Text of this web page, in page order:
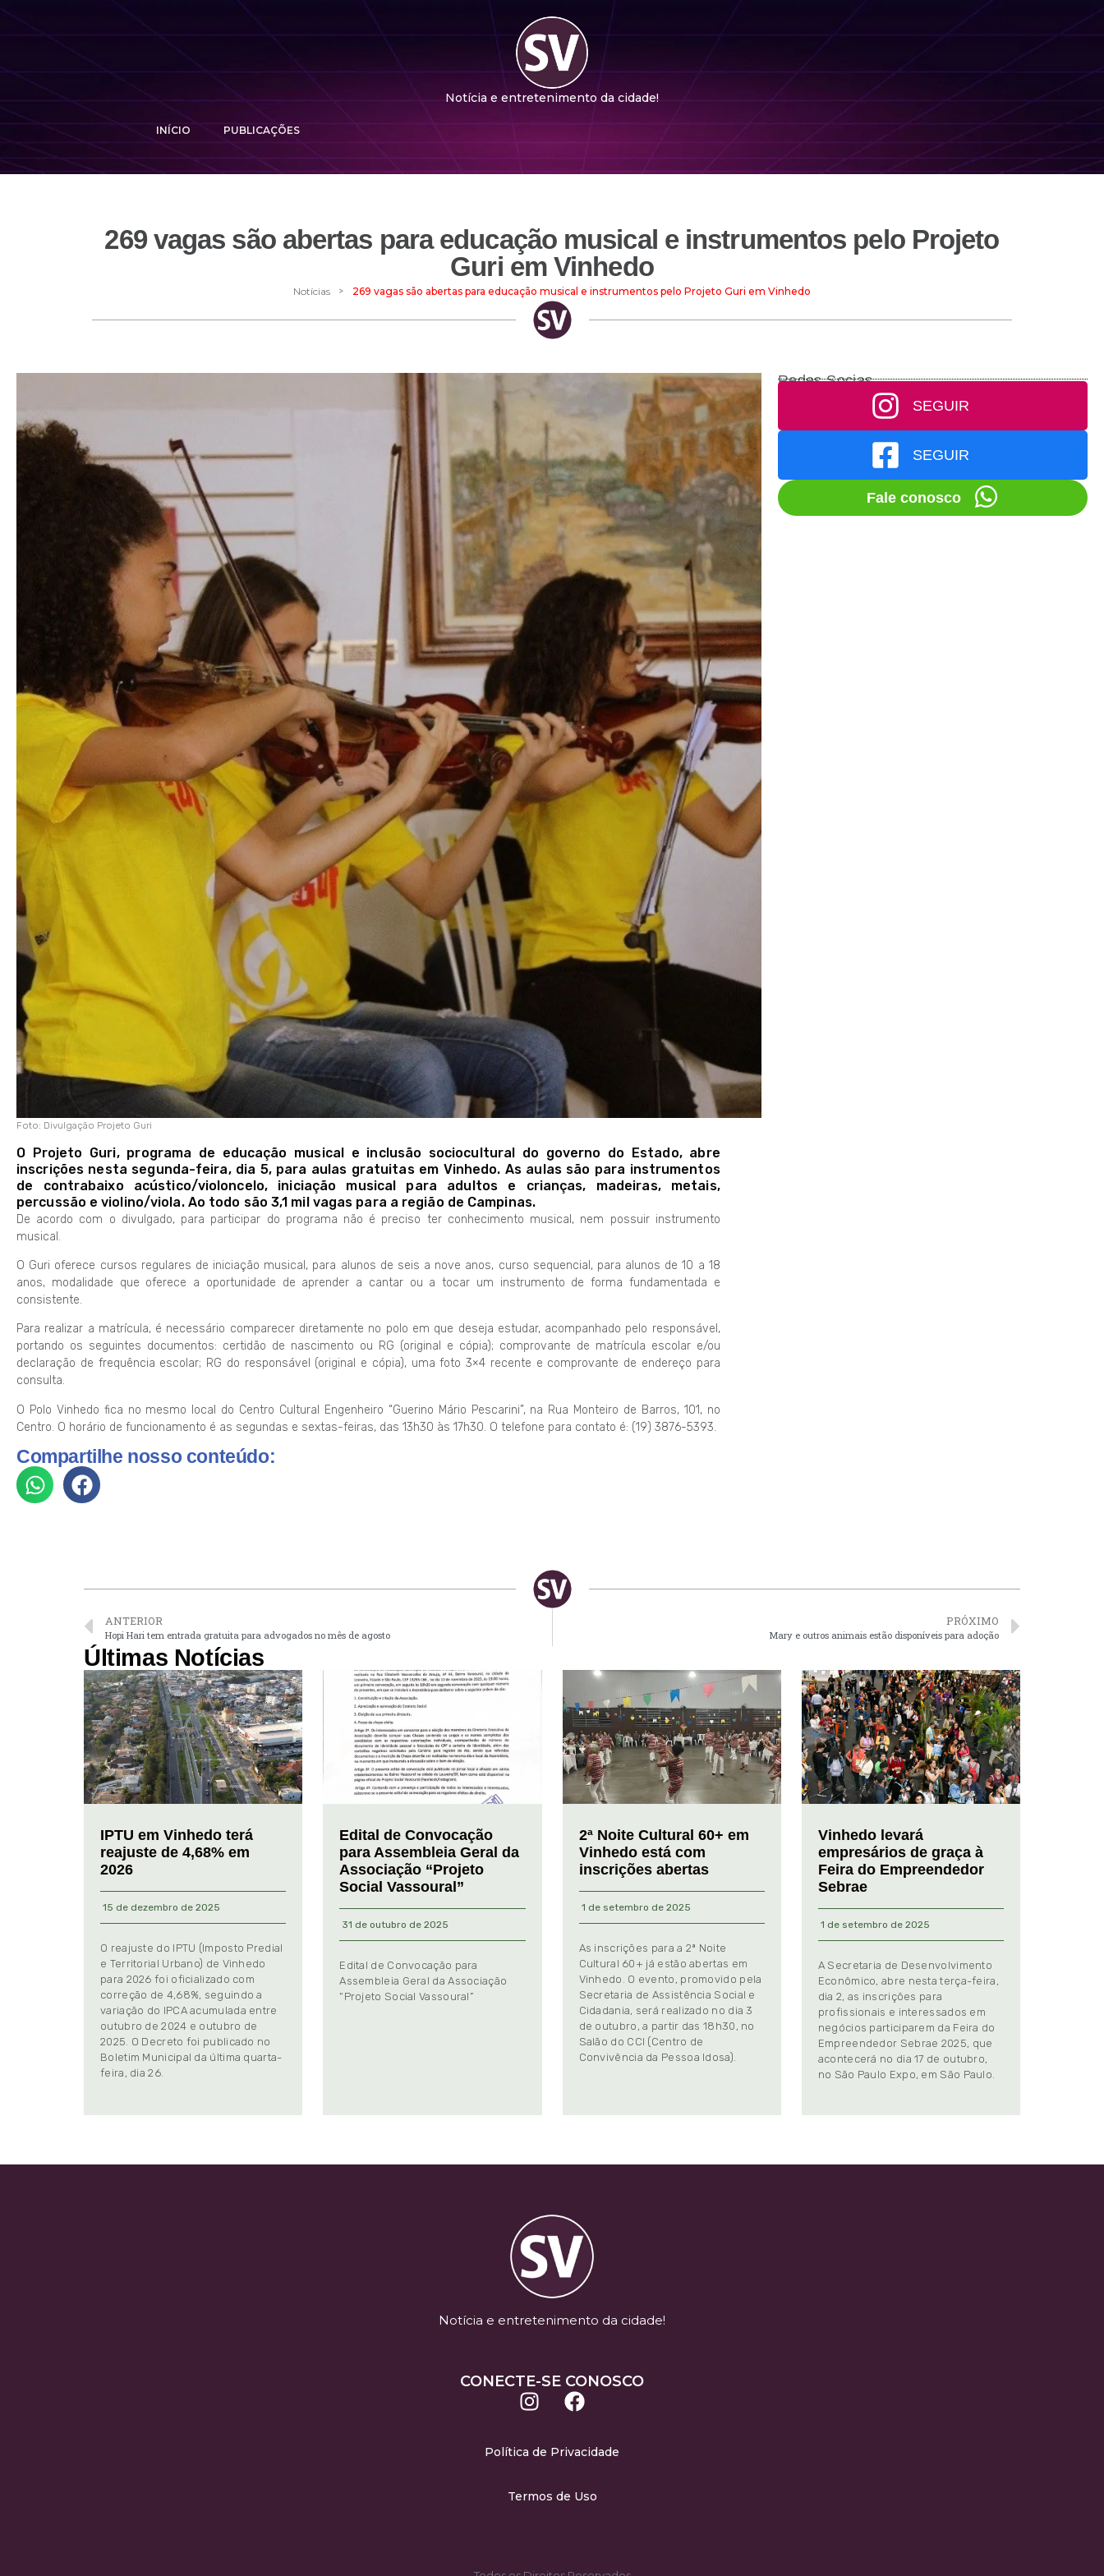
Notícia e entretenimento da cidade!
INÍCIO PUBLICAÇÕES
269 vagas são abertas para educação musical e instrumentos pelo Projeto
Guri em Vinhedo
Notícias > 269 vagas são abertas para educação musical e instrumentos pelo Projeto Guri em Vinhedo
Foto: Divulgação Projeto Guri
O Projeto Guri, programa de educação musical e inclusão sociocultural do governo do Estado, abre
inscrições nesta segunda-feira, dia 5, para aulas gratuitas em Vinhedo. As aulas são para instrumentos
de contrabaixo acústico/violoncelo, iniciação musical para adultos e crianças, madeiras, metais,
percussão e violino/viola. Ao todo são 3,1 mil vagas para a região de Campinas.
De acordo com o divulgado, para participar do programa não é preciso ter conhecimento musical, nem possuir instrumento
musical.
O Guri oferece cursos regulares de iniciação musical, para alunos de seis a nove anos, curso sequencial, para alunos de 10 a 18
anos, modalidade que oferece a oportunidade de aprender a cantar ou a tocar um instrumento de forma fundamentada e
consistente.
Para realizar a matrícula, é necessário comparecer diretamente no polo em que deseja estudar, acompanhado pelo responsável,
portando os seguintes documentos: certidão de nascimento ou RG (original e cópia); comprovante de matrícula escolar e/ou
declaração de frequência escolar; RG do responsável (original e cópia), uma foto 3×4 recente e comprovante de endereço para
consulta.
O Polo Vinhedo fica no mesmo local do Centro Cultural Engenheiro “Guerino Mário Pescarini”, na Rua Monteiro de Barros, 101, no
Centro. O horário de funcionamento é as segundas e sextas-feiras, das 13h30 às 17h30. O telefone para contato é: (19) 3876-5393.
Compartilhe nosso conteúdo:
Redes Socias
SEGUIR
SEGUIR
Fale conosco
ANTERIOR
Hopi Hari tem entrada gratuita para advogados no mês de agosto
PRÓXIMO
Mary e outros animais estão disponíveis para adoção
Últimas Notícias
IPTU em Vinhedo terá
reajuste de 4,68% em
2026
15 de dezembro de 2025
O reajuste do IPTU (Imposto Predial
e Territorial Urbano) de Vinhedo
para 2026 foi oficializado com
correção de 4,68%, seguindo a
variação do IPCA acumulada entre
outubro de 2024 e outubro de
2025. O Decreto foi publicado no
Boletim Municipal da última quarta-
feira, dia 26.
Edital de Convocação
para Assembleia Geral da
Associação “Projeto
Social Vassoural”
31 de outubro de 2025
Edital de Convocação para
Assembleia Geral da Associação
“Projeto Social Vassoural”
2ª Noite Cultural 60+ em
Vinhedo está com
inscrições abertas
1 de setembro de 2025
As inscrições para a 2ª Noite
Cultural 60+ já estão abertas em
Vinhedo. O evento, promovido pela
Secretaria de Assistência Social e
Cidadania, será realizado no dia 3
de outubro, a partir das 18h30, no
Salão do CCI (Centro de
Convivência da Pessoa Idosa).
Vinhedo levará
empresários de graça à
Feira do Empreendedor
Sebrae
1 de setembro de 2025
A Secretaria de Desenvolvimento
Econômico, abre nesta terça-feira,
dia 2, as inscrições para
profissionais e interessados em
negócios participarem da Feira do
Empreendedor Sebrae 2025, que
acontecerá no dia 17 de outubro,
no São Paulo Expo, em São Paulo.
Notícia e entretenimento da cidade!
CONECTE-SE CONOSCO
Política de Privacidade
Termos de Uso